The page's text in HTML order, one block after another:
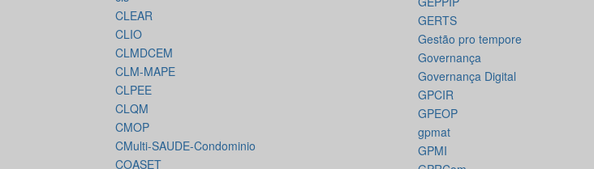
CLEAR
CLIO
CLMDCEM
CLM-MAPE
CLPEE
CLQM
CMOP
CMulti-SAUDE-Condominio
COASET
GERTS
Gestão pro tempore
Governança
Governança Digital
GPCIR
GPEOP
gpmat
GPMI